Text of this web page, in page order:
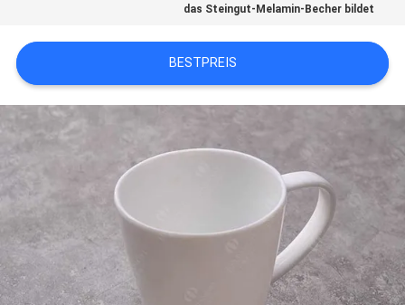
das Steingut-Melamin-Becher bildet
BESTPREIS